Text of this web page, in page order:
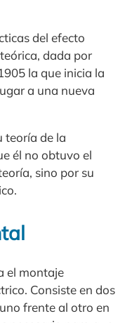
del efecto
dada por
la que inicia la
a una nueva
teoría de la
él no obtuvo el
sino por su
el montaje
Consiste en dos
frente al otro en